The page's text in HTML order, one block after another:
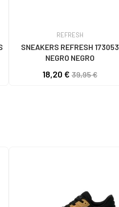
REFRESH
SNEAKERS REFRESH 173053
NEGRO NEGRO
18,20 €39,95 €